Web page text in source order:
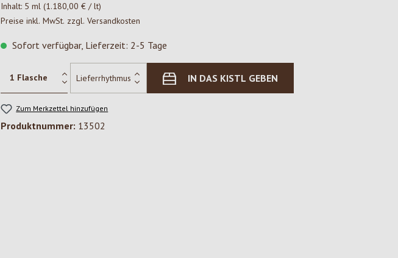
Inhalt: 5 ml (1.180,00 € / lt)
Preise inkl. MwSt. zzgl. Versandkosten
Sofort verfügbar, Lieferzeit: 2-5 Tage
IN DAS KISTL GEBEN
Zum Merkzettel hinzufügen
Produktnummer: 13502